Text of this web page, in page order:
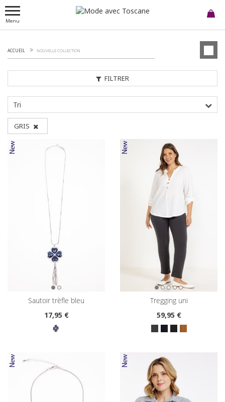
Menu
FILTRER
ACCUEIL NOUVELLE COLLECTION
Tri
GRIS
sautoir trèfle bleu
17,95 €
tregging uni
59,95 €